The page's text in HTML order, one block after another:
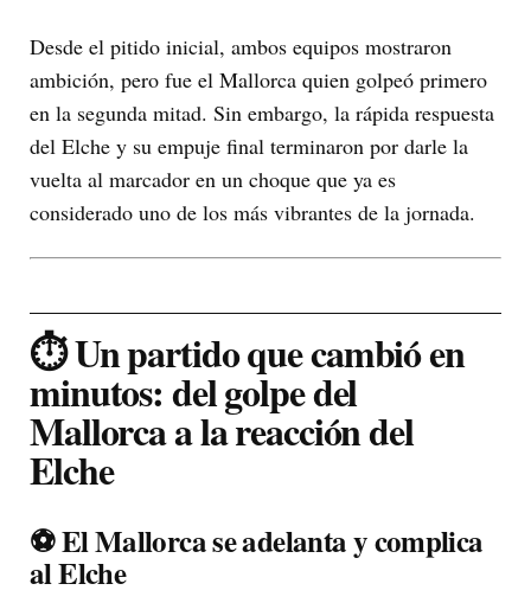
Desde el pitido inicial, ambos equipos mostraron
ambición, pero fue el Mallorca quien golpeó primero
en la segunda mitad. Sin embargo, la rápida respuesta
del Elche y su empuje final terminaron por darle la
vuelta al marcador en un choque que ya es
considerado uno de los más vibrantes de la jornada.
⏱️ Un partido que cambió en
minutos: del golpe del
Mallorca a la reacción del
Elche
⚽ El Mallorca se adelanta y complica
al Elche